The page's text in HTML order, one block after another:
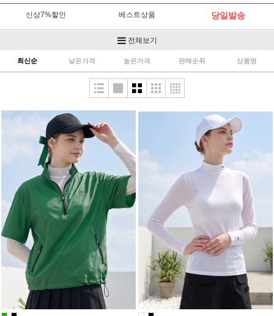
신상7%할인 베스트상품 당일발송
MIWOO SPORTS
전체보기
최신순 낮은가격 높은가격 판매순위 상품명